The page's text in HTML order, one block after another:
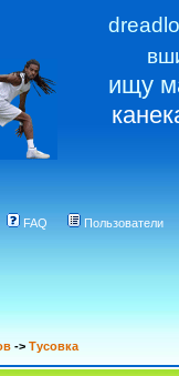
ищу
FAQ Пользователи
-> Тусовка